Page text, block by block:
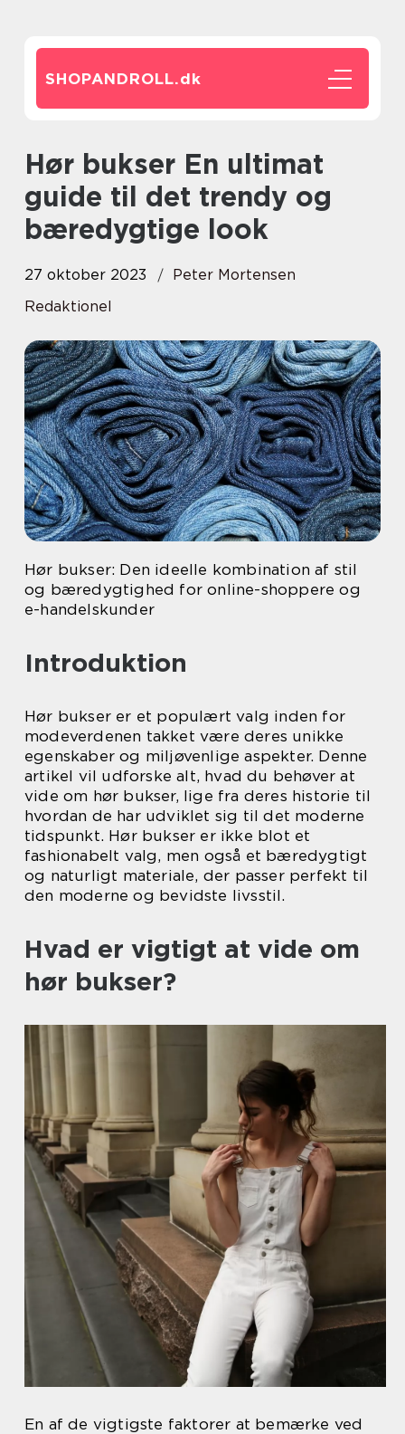
SHOPANDROLL.dk
Hør bukser En ultimat
guide til det trendy og
bæredygtige look
27 oktober 2023
Peter Mortensen
Redaktionel
Hør bukser: Den ideelle kombination af stil
og bæredygtighed for online-shoppere og
e-handelskunder
Introduktion
Hør bukser er et populært valg inden for
modeverdenen takket være deres unikke
egenskaber og miljøvenlige aspekter. Denne
artikel vil udforske alt, hvad du behøver at
vide om hør bukser, lige fra deres historie til
hvordan de har udviklet sig til det moderne
tidspunkt. Hør bukser er ikke blot et
fashionabelt valg, men også et bæredygtigt
og naturligt materiale, der passer perfekt til
den moderne og bevidste livsstil.
Hvad er vigtigt at vide om
hør bukser?
En af de vigtigste faktorer at bemærke ved